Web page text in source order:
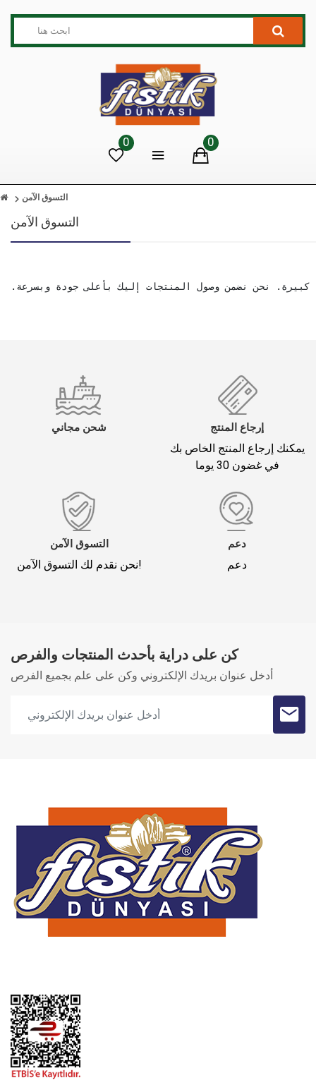
0 0
التسوق الآمن
التسوق الآمن
نحن نضمن وصول المنتجات إليك بأعلى جودة وبسرعة.
شحن مجاني إرجاع المنتج
يمكنك إرجاع المنتج الخاص بك
في غضون 30 يوما
التسوق الآمن
نحن نقدم لك التسوق الآمن!
دعم
دعم
كن على دراية بأحدث المنتجات والفرص
أدخل عنوان بريدك الإلكتروني وكن على علم بجميع الفرص